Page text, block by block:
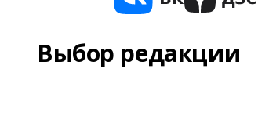
Выбор редакции